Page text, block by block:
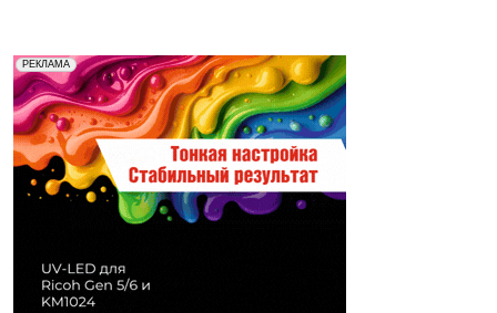
РЕКЛАМА
Реклама. Рекламодатель ООО "Передовые Системы
Печати" erid: 2SDnjd2d4Qz